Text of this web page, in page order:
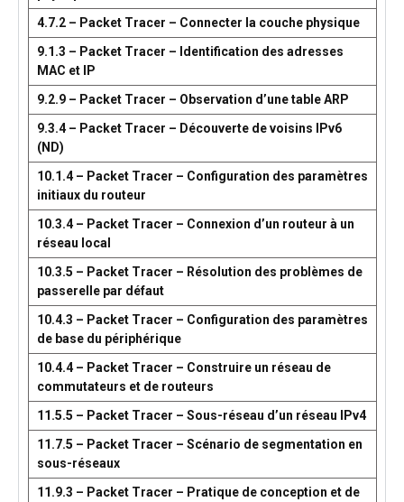
4.7.2 – Packet Tracer – Connecter la couche physique
9.1.3 – Packet Tracer – Identification des adresses
MAC et IP
9.2.9 – Packet Tracer – Observation d’une table ARP
9.3.4 – Packet Tracer – Découverte de voisins IPv6
(ND)
10.1.4 – Packet Tracer – Configuration des paramètres
initiaux du routeur
10.3.4 – Packet Tracer – Connexion d’un routeur à un
réseau local
10.3.5 – Packet Tracer – Résolution des problèmes de
passerelle par défaut
10.4.3 – Packet Tracer – Configuration des paramètres
de base du périphérique
10.4.4 – Packet Tracer – Construire un réseau de
commutateurs et de routeurs
11.5.5 – Packet Tracer – Sous-réseau d’un réseau IPv4
11.7.5 – Packet Tracer – Scénario de segmentation en
sous-réseaux
11.9.3 – Packet Tracer – Pratique de conception et de